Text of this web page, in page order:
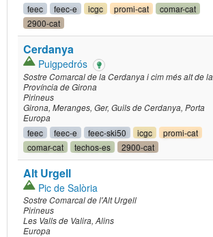
feec feec-e icgc promi-cat
comar-cat
2900-cat
Cerdanya
Puigpedrós
Sostre Comarcal de la Cerdanya i cim més alt de la
Província de Girona
Pirineus
Girona Meranges Ger Guils de Cerdanya Porta
Europa
feec feec-e feec-ski50 icgc
promi-cat
comar-cat
techos-es 2900-cat
Alt Urgell
Pic de Salòria
Sostre Comarcal de l'Alt Urgell
Pirineus
Les Valls de Valira Alins
Europa